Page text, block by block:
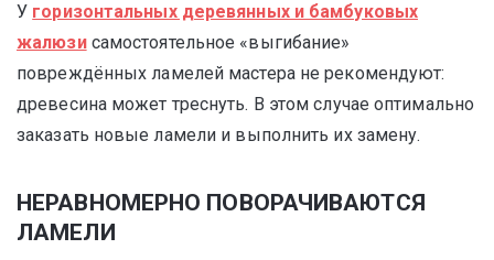
У горизонтальных деревянных и бамбуковых
жалюзисамостоятельное «выгибание»
повреждённых ламелей мастера не рекомендуют:
древесина может треснуть. В этом случае оптимально
заказать новые ламели и выполнить их замену.
НЕРАВНОМЕРНО ПОВОРАЧИВАЮТСЯ
ЛАМЕЛИ